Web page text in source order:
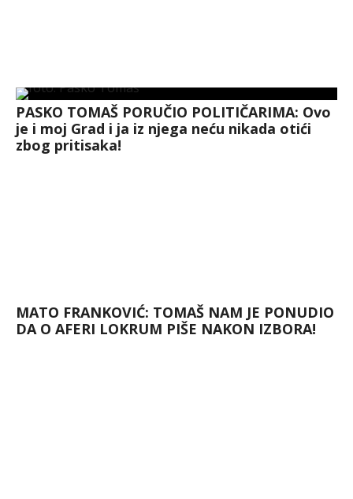
PASKO TOMAŠ PORUČIO POLITIČARIMA: Ovo
je i moj Grad i ja iz njega neću nikada otići
zbog pritisaka!
MATO FRANKOVIĆ: TOMAŠ NAM JE PONUDIO
DA O AFERI LOKRUM PIŠE NAKON IZBORA!